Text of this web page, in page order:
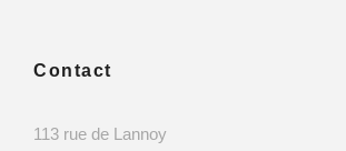
Contact
113 rue de Lannoy